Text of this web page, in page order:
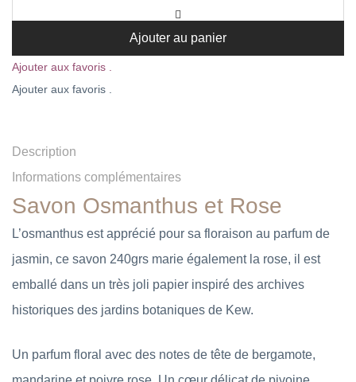
Ajouter au panier
Ajouter aux favoris .
Ajouter aux favoris .
Description
Informations complémentaires
Savon Osmanthus et Rose
L’osmanthus est apprécié pour sa floraison au parfum de
jasmin, ce savon 240grs marie également la rose, il est
emballé dans un très joli papier inspiré des archives
historiques des jardins botaniques de Kew.
Un parfum floral avec des notes de tête de bergamote,